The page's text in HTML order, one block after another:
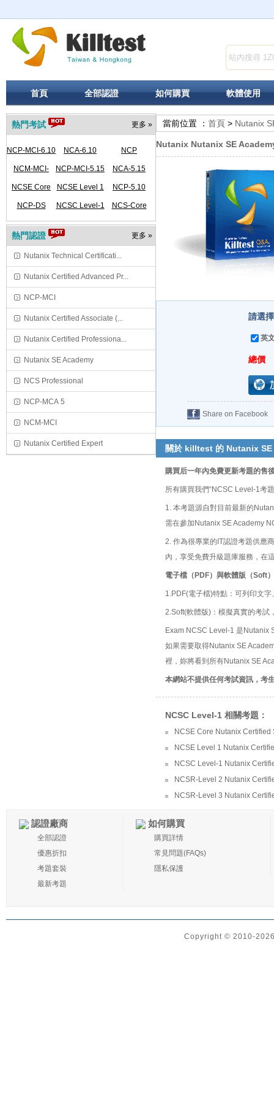
首頁 全部認證 如何購買 軟體使用
更多 »
熱門考試
NCP-MCI-6.10 NCA-6.10 NCP
NCM-MCI-
5.15
NCP-MCI-5.15 NCA-5.15
NCSE Core NCSE Level 1 NCP-5.10
NCP-DS NCSC Level-1 NCS-Core
更多 »
熱門認證
Nutanix Technical Certificati...
Nutanix Certified Advanced Pr...
NCP-MCI
Nutanix Certified Associate (...
Nutanix Certified Professiona...
Nutanix SE Academy
NCS Professional
NCP-MCA 5
NCM-MCI
Nutanix Certified Expert
當前位置 ： 首頁 > Nutanix
Nutanix Nutanix SE
請選
英
總價
Share on Facebook
關於 killtest 的 Nutanix
購買后一年內免費更新考題的售
所有購買我們“NCSC Level-1考
1. 本考題源自對目前最新的
需在參加Nutanix SE Academy
2. 作為很專業的IT認證考題供應
內，享受免費升級題庫服務，在
電子檔（PDF）與軟體版（Soft
1.PDF(電子檔)特點：可列印文
2.Soft(軟體版)：模擬真實的考試
Exam NCSC Level-1 是Nutanix
如果需要取得Nutanix SE
裡，妳將看到所有Nutanix SE
本網站不提供任何考試資訊，考
NCSC Level-1 相關考題：
NCSE Core Nutanix
NCSE Level 1 Nutanix
NCSC Level-1 Nutanix
NCSR-Level 2 Nutanix
NCSR-Level 3 Nutanix
認證廠商
全部認證
優惠折扣
考題套裝
最新考題
如何購買
購買詳情
常見問題(FAQs)
隱私保護
Copyright © 2010-